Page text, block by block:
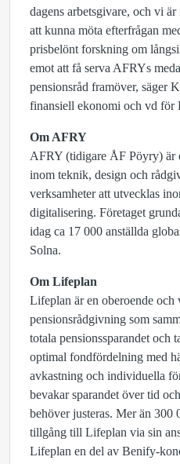
dagens arbetsgivare, och vi
att kunna möta efterfrågan
prisbelönt forskning om
emot att få serva AFRYs
pensionsråd framöver, säger
finansiell ekonomi och vd för
Om AFRY
AFRY (tidigare ÅF Pöyry) är
inom teknik, design och
verksamheter att utvecklas
digitalisering. Företaget
idag ca 17 000 anställda
Solna.
Om Lifeplan
Lifeplan är en oberoende
pensionsrådgivning som
totala pensionssparandet och
optimal fondfördelning med
avkastning och individuella
bevakar sparandet över tid
behöver justeras. Mer än 300
tillgång till Lifeplan via sin
Lifeplan en del av Benify-